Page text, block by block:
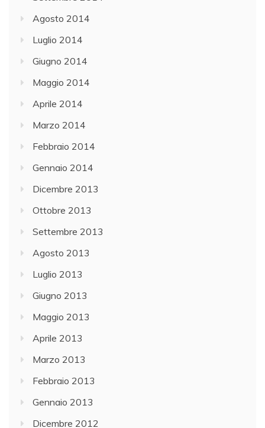
Agosto 2014
Luglio 2014
Giugno 2014
Maggio 2014
Aprile 2014
Marzo 2014
Febbraio 2014
Gennaio 2014
Dicembre 2013
Ottobre 2013
Settembre 2013
Agosto 2013
Luglio 2013
Giugno 2013
Maggio 2013
Aprile 2013
Marzo 2013
Febbraio 2013
Gennaio 2013
Dicembre 2012